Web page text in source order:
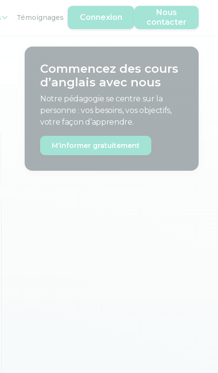
Témoignages Connexion
Nous
contacter
Commencez des cours
d’anglais avec nous
Notre pédagogie se centre sur la
personne : vos besoins, vos objectifs,
votre façon d’apprendre.
M’informer gratuitement